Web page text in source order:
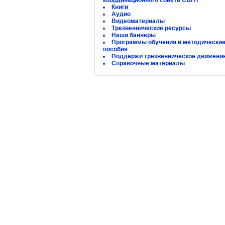
Книги
Аудио
Видеоматериалы
Трезвеннические ресурсы
Наши баннеры
Программы обучения и методические
пособия
Поддержи трезвенническое
Справочные материалы